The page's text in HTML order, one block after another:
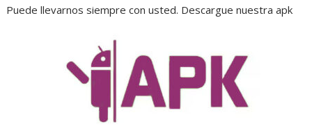
Puede llevarnos siempre con usted. Descargue nuestra apk